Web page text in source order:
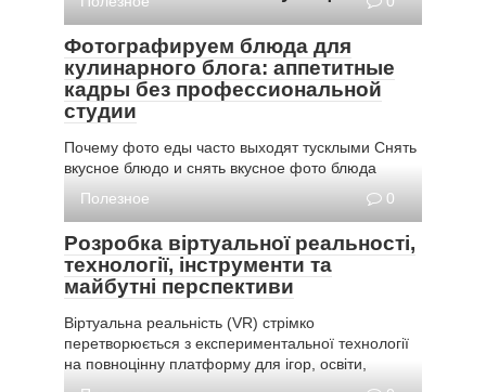
Фотографируем блюда для
кулинарного блога: аппетитные
кадры без профессиональной
студии
Почему фото еды часто выходят тусклыми Снять
вкусное блюдо и снять вкусное фото блюда
Полезное
0
Розробка віртуальної реальності,
технології, інструменти та
майбутні перспективи
Віртуальна реальність (VR) стрімко
перетворюється з експериментальної технології
на повноцінну платформу для ігор, освіти,